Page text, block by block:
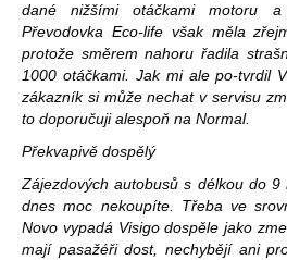
dané nižšími otáčkami motoru
Převodovka Eco-life však měla
protože směrem nahoru řadila
1000 otáčkami. Jak mi ale po-tvrdil
zákazník si může nechat v servisu
to doporučuji alespoň na Normal.
Překvapivě dospělý
Zájezdových autobusů s délkou do
dnes moc nekoupíte. Třeba ve
Novo vypadá Visigo dospěle jako
mají pasažéři dost, nechybějí ani